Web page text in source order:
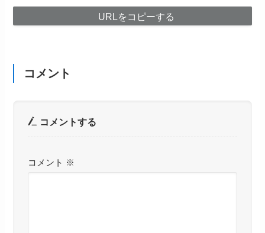
URLをコピーする
コメント
コメントする
コメント ※